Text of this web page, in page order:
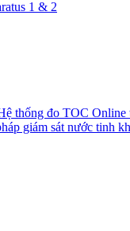
1 & 2
thống đo TOC
giám sát nước tinh